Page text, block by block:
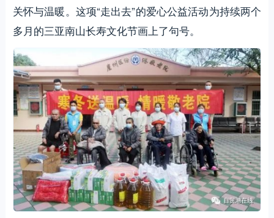
关怀与温暖。这项“走出去”的爱心公益活动为持续两个
多月的三亚南山长寿文化节画上了句号。